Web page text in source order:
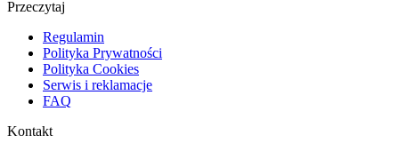
Przeczytaj
Regulamin
Polityka Prywatności
Polityka Cookies
Serwis i reklamacje
FAQ
Kontakt